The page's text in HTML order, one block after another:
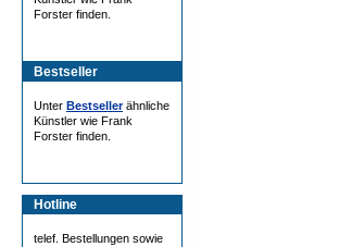
Forster finden.
Bestseller
Unter Bestsellerähnliche
Künstler wie Frank
Forster finden.
Hotline
telef. Bestellungen sowie